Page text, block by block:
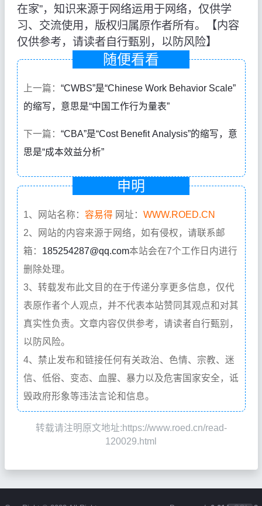
在家”，知识来源于网络运用于网络，仅供学
习、交流使用，版权归属原作者所有。【内容
仅供参考，请读者自行甄别，以防风险】
随便看看
上一篇： “CWBS”是“Chinese Work Behavior Scale”
的缩写，意思是“中国工作行为量表”
下一篇： “CBA”是“Cost Benefit Analysis”的缩写，意
思是“成本效益分析”
申明
1、网站名称： 容易得 网址： WWW.ROED.CN
2、网站的内容来源于网络，如有侵权，请联系邮
箱： 185254287@qq.com本站会在7个工作日内进行
删除处理。
3、转载发布此文目的在于传递分享更多信息，仅代
表原作者个人观点，并不代表本站赞同其观点和对其
真实性负责。文章内容仅供参考，请读者自行甄别，
以防风险。
4、禁止发布和链接任何有关政治、色情、宗教、迷
信、低俗、变态、血腥、暴力以及危害国家安全，诋
毁政府形象等违法言论和信息。
转载请注明原文地址:https://www.roed.cn/read-
120029.html